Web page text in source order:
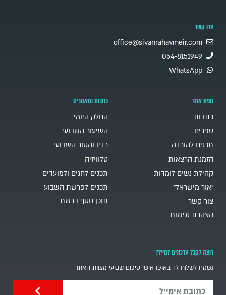
צרו קשר
office@sivanrahavmeir.com
054-8151949
WhatsApp
מפת אתר
כתבות
ספרים
תכנים להורדה
הזמנת הרצאות
קהילת נשים לומדות
"אור מישראל"
צור קשר
הצהרת נגישות
כתבות ומאמרים
החלק היומי
השיעור השבועי
רדיו והטור השבועי
טלוויזיה
תכנים לחגים ולמועדים
תכנים לפרשת השבוע
תוכן נוסף ברשת
רוצה לקבל עדכונים למייל?
נשמח לשלוח לך באופן אישי סיכום שבועי מצוות האתר